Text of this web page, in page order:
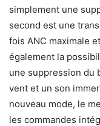
simplement une
second est une
fois ANC maximale
également la
une suppression du
vent et un son
nouveau mode, le
les commandes